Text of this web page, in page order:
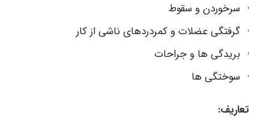
سرخوردن و سقوط
گرفتگی عضلات و کمردردهای ناشی از کار
بریدگی ها و جراحات
سوختگی ها
تعاریف: